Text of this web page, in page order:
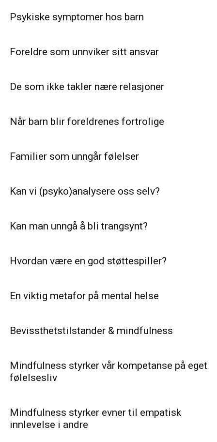
Psykiske symptomer hos barn
Foreldre som unnviker sitt ansvar
De som ikke takler nære relasjoner
Når barn blir foreldrenes fortrolige
Familier som unngår følelser
Kan vi (psyko)analysere oss selv?
Kan man unngå å bli trangsynt?
Hvordan være en god støttespiller?
En viktig metafor på mental helse
Bevissthetstilstander & mindfulness
Mindfulness styrker vår kompetanse på eget
følelsesliv
Mindfulness styrker evner til empatisk
innlevelse i andre